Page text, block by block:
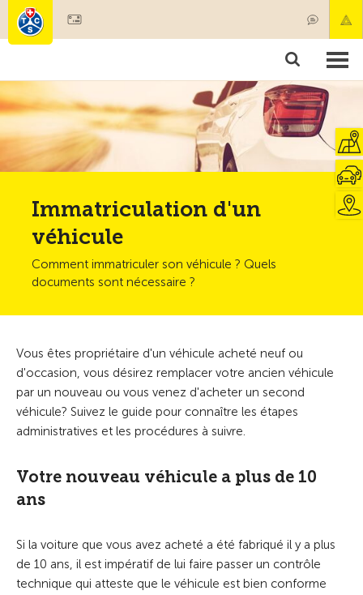
Membres & prestations
Tests, sécurité & santé
Immatriculation d'un
véhicule
Comment immatriculer son véhicule ? Quels
documents sont nécessaire ?
Vous êtes propriétaire d'un véhicule acheté neuf ou
d'occasion, vous désirez remplacer votre ancien véhicule
par un nouveau ou vous venez d'acheter un second
véhicule? Suivez le guide pour connaître les étapes
administratives et les procédures à suivre.
Votre nouveau véhicule a plus de 10
ans
Si la voiture que vous avez acheté a été fabriqué il y a plus
de 10 ans, il est impératif de lui faire passer un contrôle
technique qui atteste que le véhicule est bien conforme